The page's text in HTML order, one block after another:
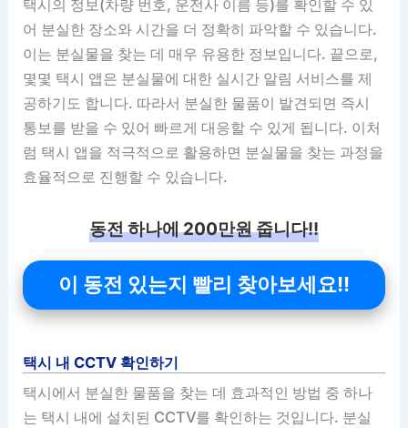
택시의 정보(차량 번호, 운전사 이름 등)를 확인할 수 있
어 분실한 장소와 시간을 더 정확히 파악할 수 있습니다.
이는 분실물을 찾는 데 매우 유용한 정보입니다. 끝으로,
몇몇 택시 앱은 분실물에 대한 실시간 알림 서비스를 제
공하기도 합니다. 따라서 분실한 물품이 발견되면 즉시
통보를 받을 수 있어 빠르게 대응할 수 있게 됩니다. 이처
럼 택시 앱을 적극적으로 활용하면 분실물을 찾는 과정을
효율적으로 진행할 수 있습니다.
동전 하나에 200만원 줍니다!!
이 동전 있는지 빨리 찾아보세요!!
택시 내 CCTV 확인하기
택시에서 분실한 물품을 찾는 데 효과적인 방법 중 하나
는 택시 내에 설치된 CCTV를 확인하는 것입니다. 분실